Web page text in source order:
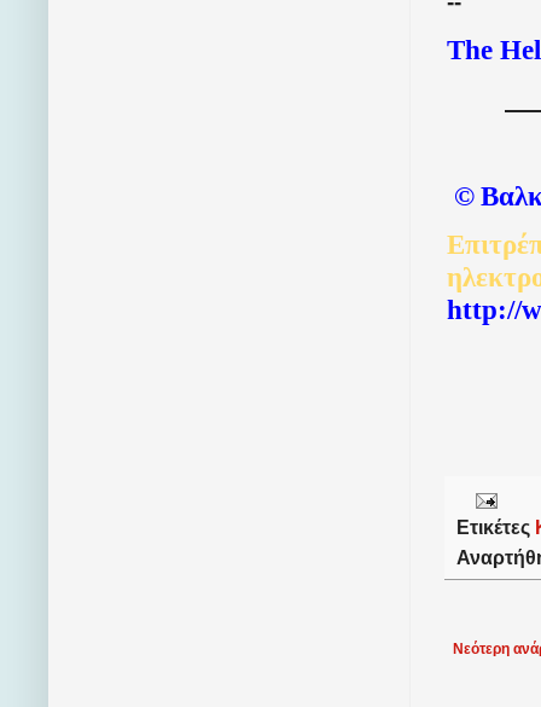
The
©
http://
Ετικέτες
Νεότερη